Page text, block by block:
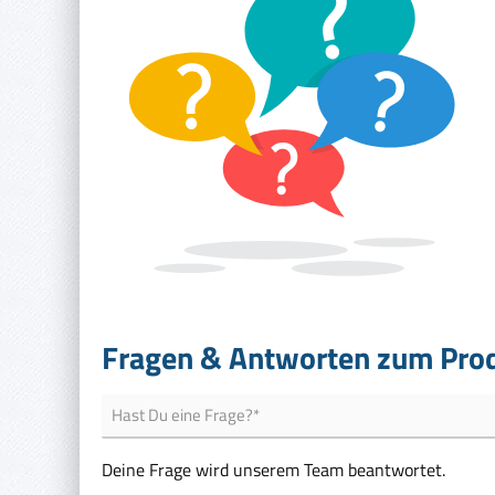
Fragen & Antworten zum
Deine Frage wird unserem Team beantwortet.